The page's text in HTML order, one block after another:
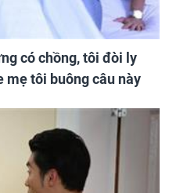
có chồng, tôi đòi ly
mẹ tôi buông câu này